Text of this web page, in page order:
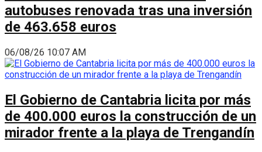
autobuses renovada tras una inversión
de 463.658 euros
06/08/26 10:07 AM
El Gobierno de Cantabria licita por más
de 400.000 euros la construcción de un
mirador frente a la playa de Trengandín